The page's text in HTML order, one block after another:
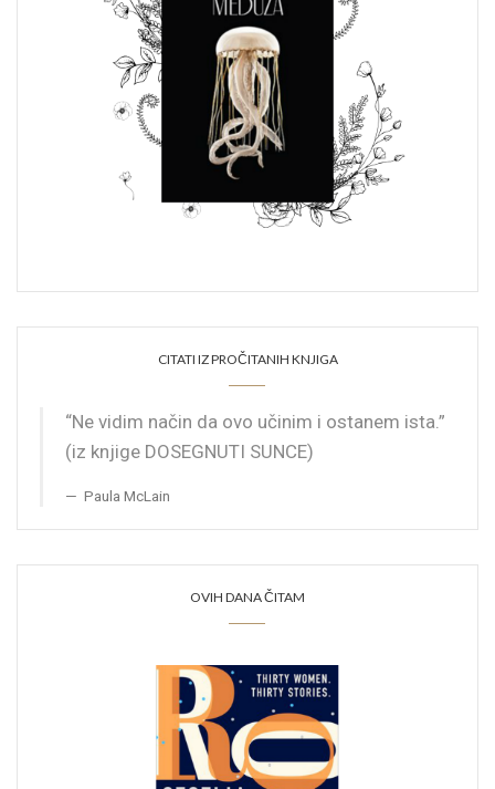
CITATI IZ PROČITANIH KNJIGA
“Ne vidim način da ovo učinim i ostanem ista.”
(iz knjige DOSEGNUTI SUNCE)
Paula McLain
OVIH DANA ČITAM